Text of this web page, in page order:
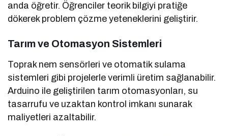
anda öğretir. Öğrenciler teorik bilgiyi pratiğe
dökerek problem çözme yeteneklerini geliştirir.
Tarım ve Otomasyon Sistemleri
Toprak nem sensörleri ve otomatik sulama
sistemleri gibi projelerle verimli üretim sağlanabilir.
Arduino ile geliştirilen tarım otomasyonları, su
tasarrufu ve uzaktan kontrol imkanı sunarak
maliyetleri azaltabilir.